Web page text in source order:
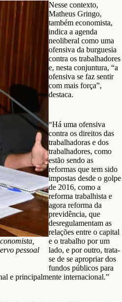
pessoal
Nesse contexto,
Matheus Gringo,
também economista,
indica a agenda
neoliberal como uma
ofensiva da burguesia
contra os trabalhadores
e, nesta conjuntura, “a
ofensiva se faz sentir
com mais força”,
destaca.
“Há uma ofensiva
contra os direitos das
trabalhadoras e dos
trabalhadores, como
estão sendo as
reformas que tem sido
impostas desde o golpe
de 2016, como a
reforma trabalhista e
agora reforma da
previdência, que
desregulamentam as
relações entre o capital
e o trabalho por um
lado, e por outro, trata-
se de se apropriar dos
fundos públicos para
e principalmente internacional.”